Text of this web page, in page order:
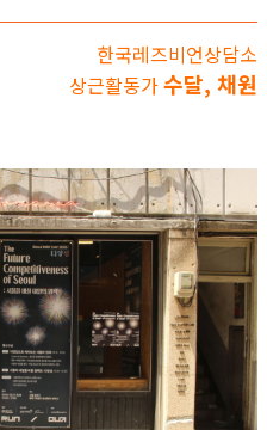
한국레즈비언상담소
상근활동가수달, 채원